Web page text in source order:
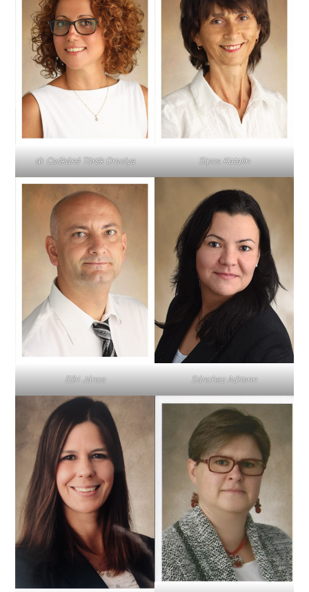
dr. Csókáné Török Orsolya Sipos Katalin
Eőri János Sánchez Adrienn